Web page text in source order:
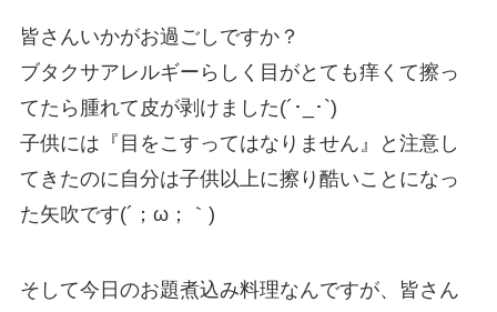
皆さんいかがお過ごしですか？
ブタクサアレルギーらしく目がとても痒くて擦っ
てたら腫れて皮が剥けました(´･_･`)
子供には『目をこすってはなりません』と注意し
てきたのに自分は子供以上に擦り酷いことになっ
た矢吹です(´；ω；｀)
そして今日のお題煮込み料理なんですが、皆さん